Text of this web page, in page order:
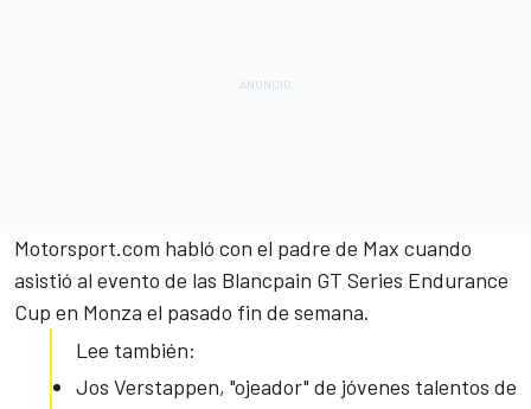
Motorsport.com habló con el padre de Max cuando
asistió al evento de las Blancpain GT Series Endurance
Cup en Monza el pasado fin de semana.
Lee también:
Jos Verstappen, "ojeador" de jóvenes talentos de